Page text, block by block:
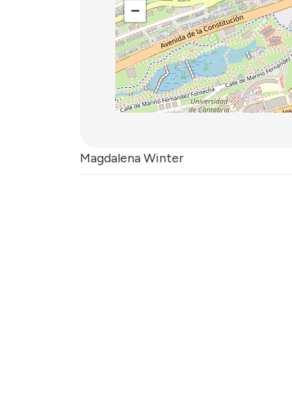
−
Magdalena Winter